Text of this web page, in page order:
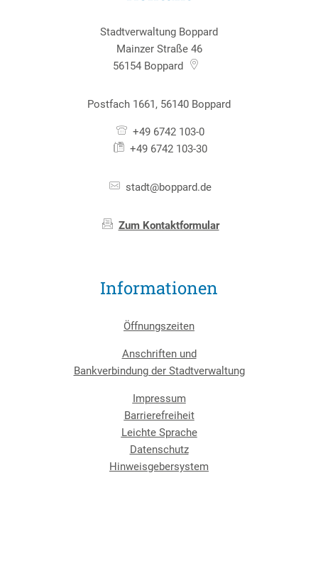
Stadtverwaltung Boppard
Mainzer Straße 46
56154 Boppard
Postfach 1661, 56140 Boppard
+49 6742 103-0
+49 6742 103-30
stadt@boppard.de
Zum Kontaktformular
Informationen
Öffnungszeiten
Anschriften und
Bankverbindung der Stadtverwaltung
Impressum
Barrierefreiheit
Leichte Sprache
Datenschutz
Hinweisgebersystem